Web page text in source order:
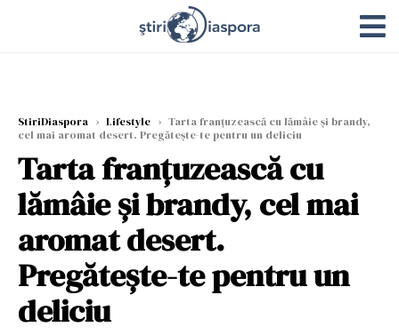
StiriDiaspora › Lifestyle › Tarta franțuzească cu lămâie și brandy,
cel mai aromat desert. Pregătește-te pentru un deliciu
Tarta franțuzească cu
lămâie și brandy, cel mai
aromat desert.
Pregătește-te pentru un
deliciu